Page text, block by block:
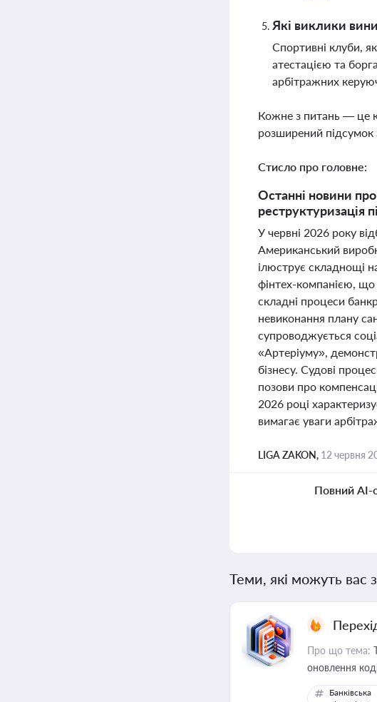
Які виклики
Спортивні клуби,
атестацією та
арбітражних
Кожне з питань — це
розширений підсумок
Стисло про головне:
Останні новини
реструктуризація
У червні 2026 року
Американський
ілюструє складнощі
фінтех-компанією,
складні процеси
невиконання плану
супроводжується
«Артеріуму»,
бізнесу. Судові
позови про
2026 році
вимагає уваги
LIGA ZAKON, 12 червня
Повний AI-
Теми, які можуть вас
Про що тема:
оновлення
Банківська